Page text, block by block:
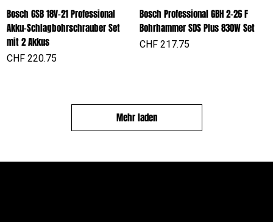
Bosch GSB 18V-21 Professional
Akku-Schlagbohrschrauber Set
mit 2 Akkus
Preis
CHF 220.75
Bosch Professional GBH 2-26 F
Bohrhammer SDS Plus 830W Set
Preis
CHF 217.75
Mehr laden